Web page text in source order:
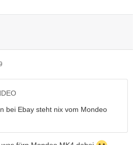
bei Ebay steht nix vom Mondeo